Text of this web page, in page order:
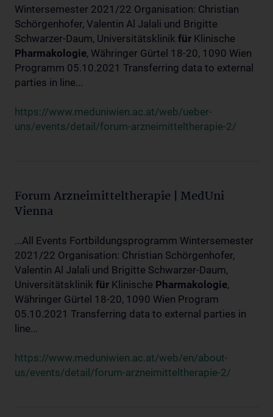
Wintersemester 2021/22 Organisation: Christian
Schörgenhofer, Valentin Al Jalali und Brigitte
Schwarzer-Daum, Universitätsklinik für Klinische
Pharmakologie, Währinger Gürtel 18-20, 1090 Wien
Programm 05.10.2021 Transferring data to external
parties in line...
https://www.meduniwien.ac.at/web/ueber-
uns/events/detail/forum-arzneimitteltherapie-2/
Forum Arzneimitteltherapie | MedUni
Vienna
...All Events Fortbildungsprogramm Wintersemester
2021/22 Organisation: Christian Schörgenhofer,
Valentin Al Jalali und Brigitte Schwarzer-Daum,
Universitätsklinik für Klinische Pharmakologie,
Währinger Gürtel 18-20, 1090 Wien Program
05.10.2021 Transferring data to external parties in
line...
https://www.meduniwien.ac.at/web/en/about-
us/events/detail/forum-arzneimitteltherapie-2/